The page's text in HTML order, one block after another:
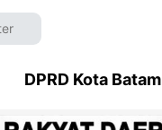
DPRD Kota Batam